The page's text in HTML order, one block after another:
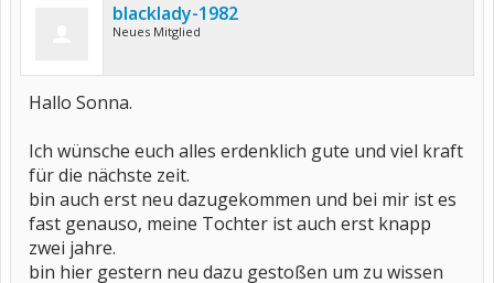
blacklady-1982
Neues Mitglied
Hallo Sonna.
Ich wünsche euch alles erdenklich gute und viel kraft
für die nächste zeit.
bin auch erst neu dazugekommen und bei mir ist es
fast genauso, meine Tochter ist auch erst knapp
zwei jahre.
bin hier gestern neu dazu gestoßen um zu wissen